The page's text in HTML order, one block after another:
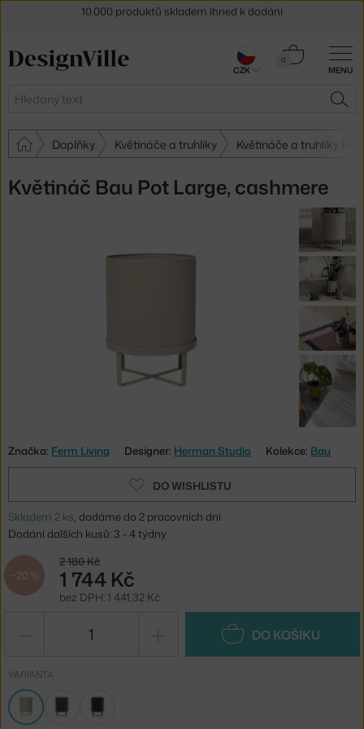
MENU
Hledat
0
Košík
Doplňky Květináče a truhlíky Květináče a truhlíky
Květináč Bau Pot Large, cashmere
Značka: Ferm Living Designer: Herman Studio Kolekce: Bau
DO WISHLISTU
Skladem 2 ks, dodáme do 2 pracovních dní
Dodání dalších kusů: 3 - 4 týdny
−20 %
2 180 Kč
1 744 Kč
bez DPH: 1 441,32 Kč
DO KOŠÍKU
VARIANTA
30 dní na vrácení zboží
CZK